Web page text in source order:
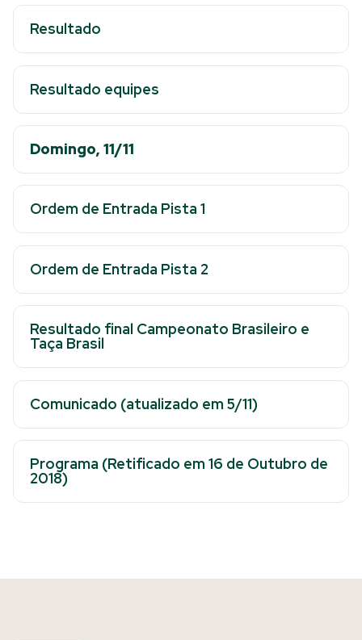
Resultado
Resultado equipes
Domingo, 11/11
Ordem de Entrada Pista 1
Ordem de Entrada Pista 2
Resultado final Campeonato Brasileiro e
Taça Brasil
Comunicado (atualizado em 5/11)
Programa (Retificado em 16 de Outubro de
2018)